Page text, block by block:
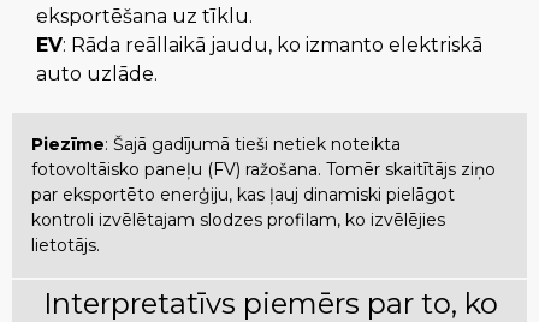
eksportēšana uz tīklu.
EV: Rāda reāllaikā jaudu, ko izmanto elektriskā
auto uzlāde.
Piezīme: Šajā gadījumā tieši netiek noteikta
fotovoltāisko paneļu (FV) ražošana. Tomēr skaitītājs ziņo
par eksportēto enerģiju, kas ļauj dinamiski pielāgot
kontroli izvēlētajam slodzes profilam, ko izvēlējies
lietotājs.
Interpretatīvs piemērs par to, ko